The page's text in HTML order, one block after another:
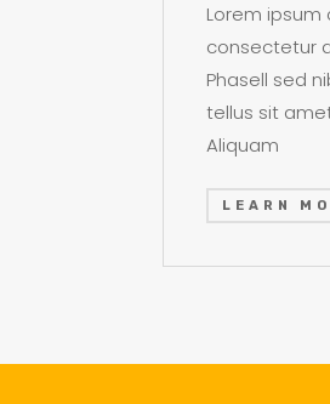
Lorem
consectetur
Phasell sed
tellus sit
Aliquam
LEARN